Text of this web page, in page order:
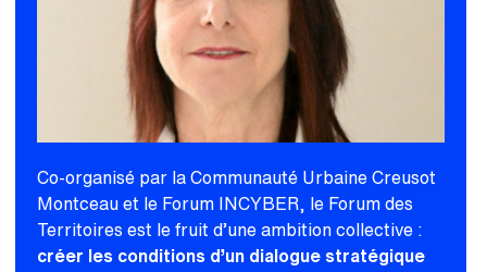
Co-organisé par la Communauté Urbaine Creusot
Montceau et le Forum INCYBER, le Forum des
Territoires est le fruit d’une ambition collective :
créer les conditions d’un dialogue stratégique